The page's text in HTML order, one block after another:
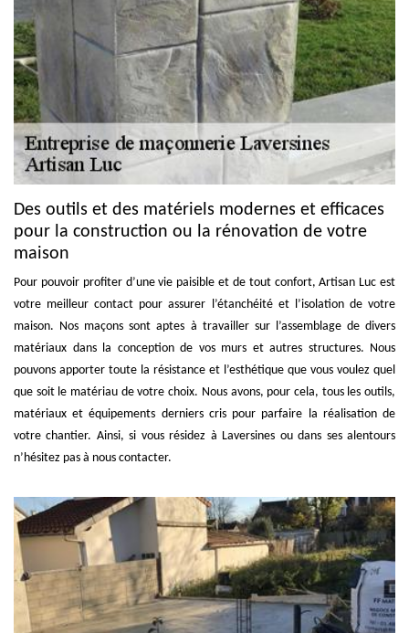
Des outils et des matériels modernes et efficaces
pour la construction ou la rénovation de votre
maison
Pour pouvoir profiter d’une vie paisible et de tout confort, Artisan Luc est
votre meilleur contact pour assurer l’étanchéité et l’isolation de votre
maison. Nos maçons sont aptes à travailler sur l’assemblage de divers
matériaux dans la conception de vos murs et autres structures. Nous
pouvons apporter toute la résistance et l’esthétique que vous voulez quel
que soit le matériau de votre choix. Nous avons, pour cela, tous les outils,
matériaux et équipements derniers cris pour parfaire la réalisation de
votre chantier. Ainsi, si vous résidez à Laversines ou dans ses alentours
n’hésitez pas à nous contacter.